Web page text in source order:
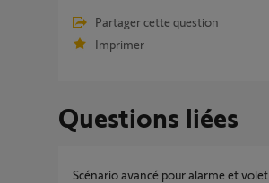
Partager cette question
Imprimer
Questions liées
Scénario avancé pour alarme et volet